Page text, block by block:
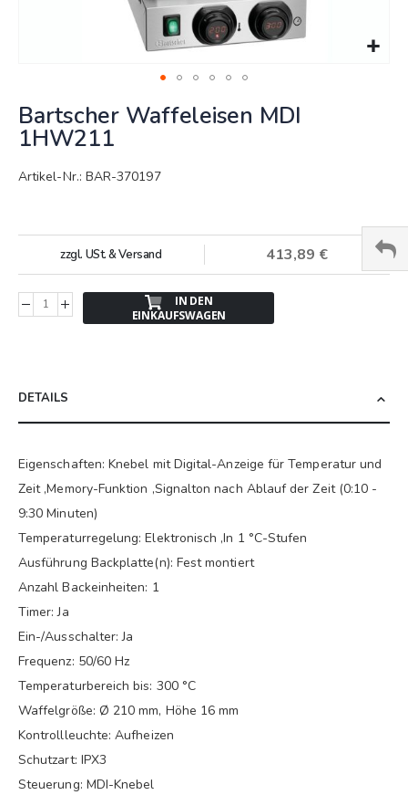
zum
Anfang
der
Bildergalerie
Bartscher Waffeleisen MDI
1HW211
Artikel-Nr.: BAR-370197
413,89 €
zzgl. USt. & Versand
IN DEN
EINKAUFSWAGEN
DETAILS
Eigenschaften: Knebel mit Digital-Anzeige für Temperatur und
Zeit ,Memory-Funktion ,Signalton nach Ablauf der Zeit (0:10 -
9:30 Minuten)
Temperaturregelung: Elektronisch ,In 1 °C-Stufen
Ausführung Backplatte(n): Fest montiert
Anzahl Backeinheiten: 1
Timer: Ja
Ein-/Ausschalter: Ja
Frequenz: 50/60 Hz
Temperaturbereich bis: 300 °C
Waffelgröße: Ø 210 mm, Höhe 16 mm
Kontrollleuchte: Aufheizen
Schutzart: IPX3
Steuerung: MDI-Knebel